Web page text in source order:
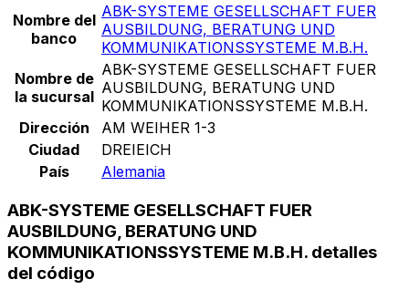
Nombre del
banco
ABK-SYSTEME GESELLSCHAFT FUER
AUSBILDUNG, BERATUNG UND
KOMMUNIKATIONSSYSTEME M.B.H.
Nombre de
la sucursal
ABK-SYSTEME GESELLSCHAFT FUER
AUSBILDUNG, BERATUNG UND
KOMMUNIKATIONSSYSTEME M.B.H.
Dirección
AM WEIHER 1-3
Ciudad
DREIEICH
País
Alemania
ABK-SYSTEME GESELLSCHAFT FUER
AUSBILDUNG, BERATUNG UND
KOMMUNIKATIONSSYSTEME M.B.H. detalles
del código